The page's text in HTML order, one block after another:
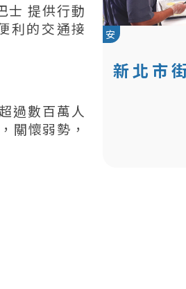
士 提供行動
利的交通接
過數百萬人
關懷弱勢，
安
新北市